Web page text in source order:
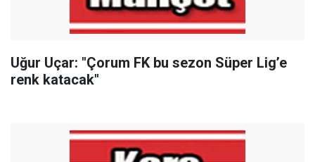
Uğur Uçar: "Çorum FK bu sezon Süper Lig’e
renk katacak"